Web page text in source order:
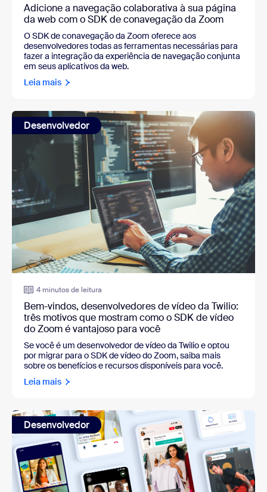
Adicione a navegação colaborativa à sua página
da web com o SDK de conavegação da Zoom
O SDK de conavegação da Zoom oferece aos
desenvolvedores todas as ferramentas necessárias para
fazer a integração da experiência de navegação conjunta
em seus aplicativos da web.
Leia mais
Desenvolvedor
4 minutos de leitura
Bem-vindos, desenvolvedores de vídeo da Twilio:
três motivos que mostram como o SDK de vídeo
do Zoom é vantajoso para você
Se você é um desenvolvedor de vídeo da Twilio e optou
por migrar para o SDK de vídeo do Zoom, saiba mais
sobre os benefícios e recursos disponíveis para você.
Leia mais
Desenvolvedor